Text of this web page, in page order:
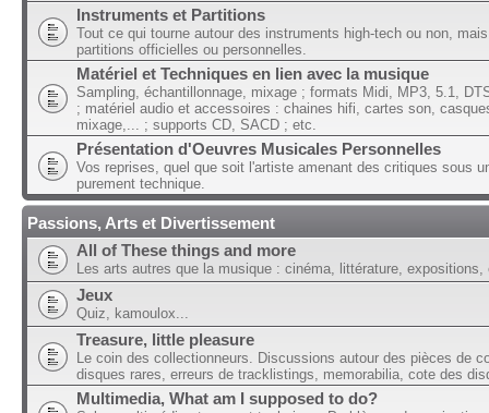
Instruments et Partitions
Tout ce qui tourne autour des instruments high-tech ou non,
partitions officielles ou personnelles.
Matériel et Techniques en lien avec la musique
Sampling, échantillonnage, mixage ; formats Midi, MP3, 5.1,
; matériel audio et accessoires : chaines hifi, cartes son,
mixage,... ; supports CD, SACD ; etc.
Présentation d'Oeuvres Musicales Personnelles
Vos reprises, quel que soit l'artiste amenant des critiques sous
purement technique.
Passions, Arts et Divertissement
All of These things and more
Les arts autres que la musique : cinéma, littérature, expositions,
Jeux
Quiz, kamoulox...
Treasure, little pleasure
Le coin des collectionneurs. Discussions autour des pièces de
disques rares, erreurs de tracklistings, memorabilia, cote des
Multimedia, What am I supposed to do?